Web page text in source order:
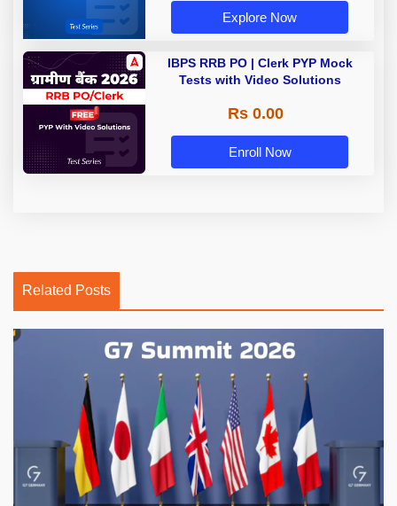
Explore Now
IBPS RRB PO | Clerk PYP Mock
Tests with Video Solutions
Rs 0.00
Enroll Now
Related Posts